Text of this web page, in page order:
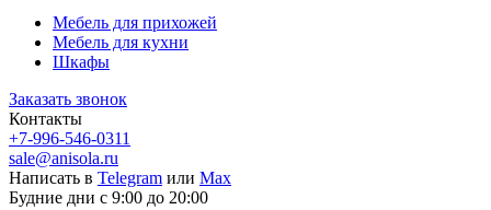
Мебель для прихожей
Мебель для кухни
Шкафы
Заказать звонок
Контакты
+7-996-546-0311
sale@anisola.ru
Написать в Telegram или Max
Будние дни с 9:00 до 20:00